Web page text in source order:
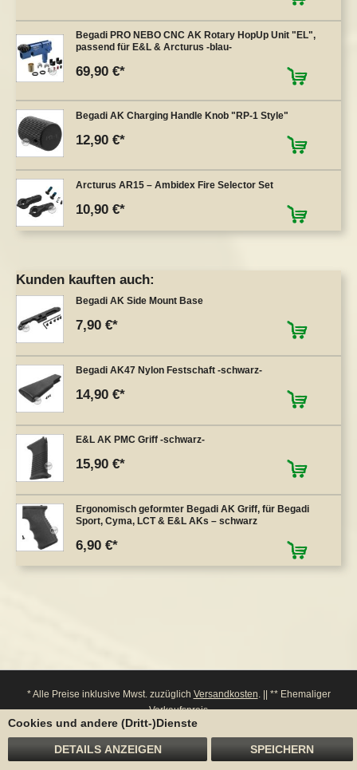
Begadi PRO NEBO CNC AK Rotary HopUp Unit "EL",
passend für E&L & Arcturus -blau-
69,90 €
Begadi AK Charging Handle Knob "RP-1 Style"
12,90 €
Arcturus AR15 – Ambidex Fire Selector Set
10,90 €
Kunden kauften auch:
Begadi AK Side Mount Base
7,90 €
Begadi AK47 Nylon Festschaft -schwarz-
14,90 €
E&L AK PMC Griff -schwarz-
15,90 €
Ergonomisch geformter Begadi AK Griff, für Begadi
Sport, Cyma, LCT & E&L AKs – schwarz
6,90 €
* Alle Preise inklusive Mwst. zuzüglich Versandkosten. || ** Ehemaliger
Verkaufspreis
**** Bitte beachten Sie: Bei einem Widerruf werden entsprechende Punkte von
Cookies und andere (Dritt-)Dienste
DETAILS ANZEIGEN SPEICHERN